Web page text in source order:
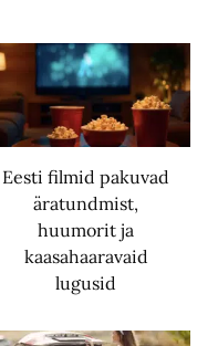
Eesti filmid pakuvad
äratundmist,
huumorit ja
kaasahaaravaid
lugusid